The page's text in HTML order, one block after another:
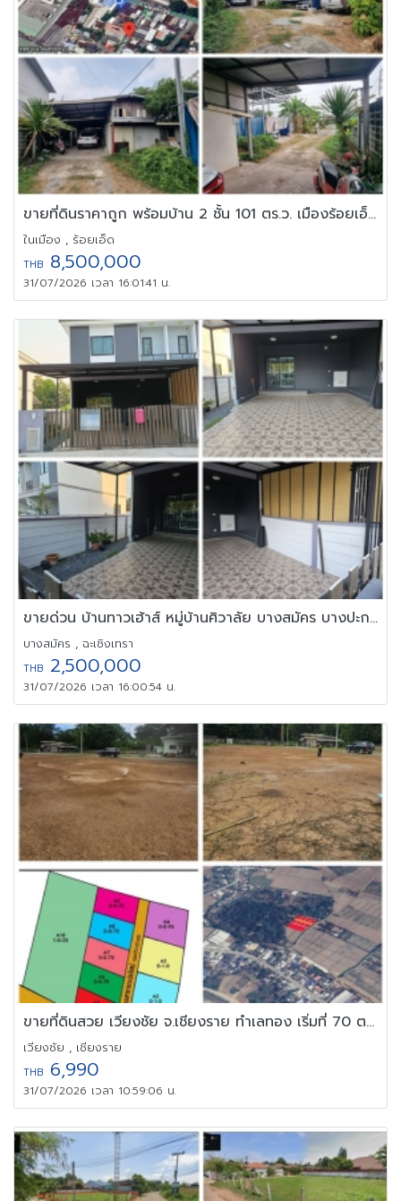
ขายที่ดินราคาถูก พร้อมบ้าน 2 ชั้น 101 ตร.ว. เมืองร้อยเอ็ด ทำเลดี
ในเมือง , ร้อยเอ็ด
THB 8,500,000
31/07/2026 เวลา 16:01:41 น.
ขายด่วน บ้านทาวเฮ้าส์ หมู่บ้านศิวาลัย บางสมัคร บางปะกง ฉะเชิงเทรา
บางสมัคร , ฉะเชิงเทรา
THB 2,500,000
31/07/2026 เวลา 16:00:54 น.
ขายที่ดินสวย เวียงชัย จ.เชียงราย ทำเลทอง เริ่มที่ 70 ตรว ผ่อนสบาย
เวียงชัย , เชียงราย
THB 6,990
31/07/2026 เวลา 10:59:06 น.